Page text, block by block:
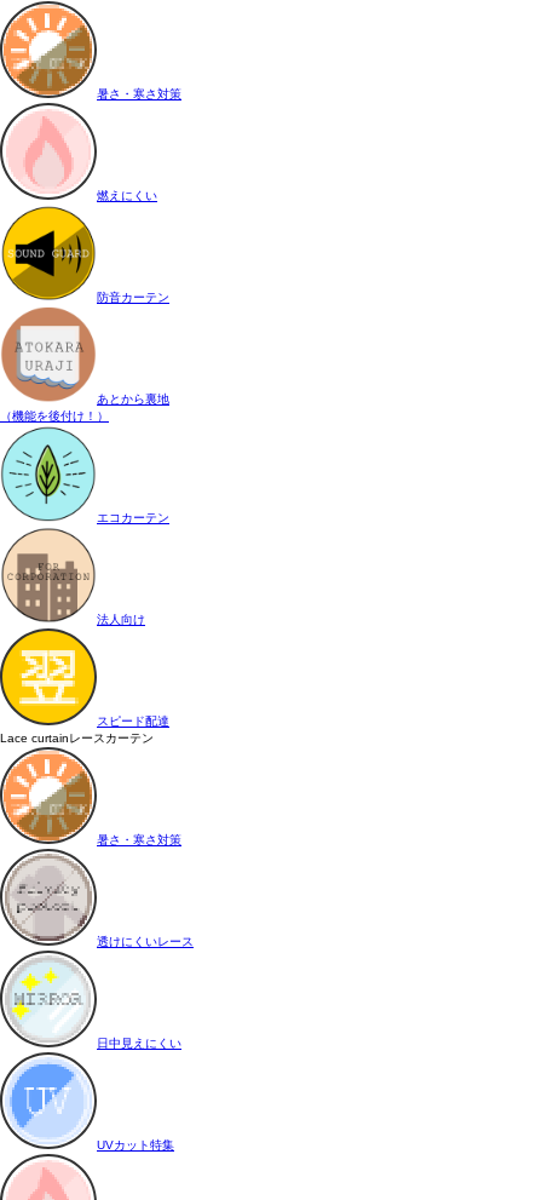
暑さ・寒さ対策
燃えにくい
防音カーテン
あとから裏地
（機能を後付け！）
エコカーテン
法人向け
スピード配達
Lace curtainレースカーテン
暑さ・寒さ対策
透けにくいレース
日中見えにくい
UVカット特集